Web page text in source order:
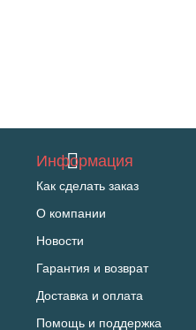
Информация
Как сделать заказ
О компании
Новости
Гарантия и возврат
Доставка и оплата
Помощь и поддержка